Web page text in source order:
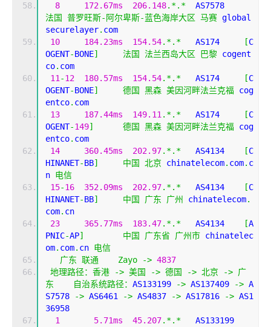
8
172.67ms 206.148.*.*
法国
普罗旺斯-阿尔卑斯-蓝色海岸大区 马赛 global
securelayer. com
10
184.23ms 154.54.*.*
   AS174
[C
OGENT-BONE] 法国 法兰西岛大区 巴黎 cogent
co. com
11-12 180.57ms 154.54.*.*
   AS174
[C
OGENT-BONE] 德国 黑森 美因河畔法兰克福 cog
entco. com
13
187.44ms 149.11.*.*
   AS174
[C
OGENT-149] 德国 黑森 美因河畔法兰克福 cog
entco. com
14
360.45ms 202.97.*.*
   AS4134
[C
HINANET-BB] 中国 北京 chinatelecom. com. c
n 电信
15-16 352.09ms 202.97.*.*
   AS4134
[C
HINANET-BB] 中国 广东 广州 chinatelecom.
com. cn
23
365.77ms 183.47.*.*
   AS4134
[A
PNIC-AP] 中国 广东省 广州市 chinatelec
om. com. cn 电信
广东 联通 Zayo -> 4837
地理路径：香港
-> 美国 -> 德国 -> 北京 -> 广
东
自治系统路径： AS133199 -> AS137409 -> A
S7578
-> AS6461 -> AS4837 -> AS17816 -> AS1
36958
1
5.71ms 45.207.*.*